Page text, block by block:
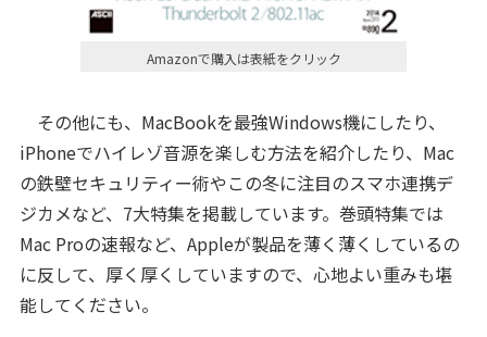
Amazonで購入は表紙をクリック
その他にも、MacBookを最強Windows機にしたり、
iPhoneでハイレゾ音源を楽しむ方法を紹介したり、Mac
の鉄壁セキュリティー術やこの冬に注目のスマホ連携デ
ジカメなど、7大特集を掲載しています。巻頭特集では
Mac Proの速報など、Appleが製品を薄く薄くしているの
に反して、厚く厚くしていますので、心地よい重みも堪
能してください。